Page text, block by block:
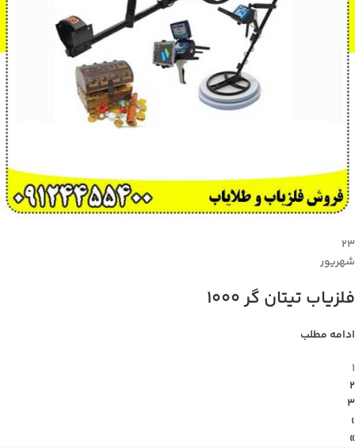
۲۳
شهریور
فلزیاب تیتان گر 1000
ادامه مطلب
1
2
3
›
»